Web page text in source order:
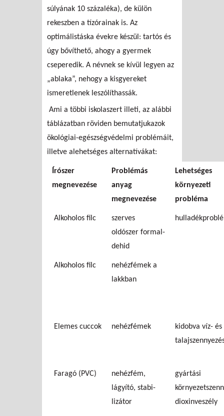
súlyának 10 százaléka), de külön
rekeszben a tízórainak is. Az
optimálistáska évekre készül: tartós és
úgy bővíthető, ahogy a gyermek
cseperedik. A névnek se kívül legyen az
„ablaka”, nehogy a kisgyereket
ismeretlenek leszólíthassák.
Ami a többi iskolaszert illeti, az alábbi
táblázatban röviden bemutatjukazok
ökológiai-egészségvédelmi problémáit,
illetve alehetséges alternatívákat:
Írószer
megnevezése
Problémás
anyag
megnevezése
Lehetséges
környezeti
probléma
Alkoholos filc
szerves
oldószer formal-
dehid
Alkoholos filc
nehézfémek a
lakkban
Elemes cuccok nehézfémek
kidobva víz- és
Faragó (PVC)
nehézfém,
lágyító, stabi-
lizátor
gyártási
dioxinveszély